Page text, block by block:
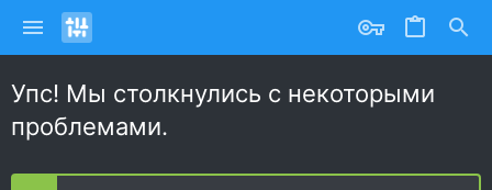
Упс! Мы столкнулись с некоторыми
проблемами.